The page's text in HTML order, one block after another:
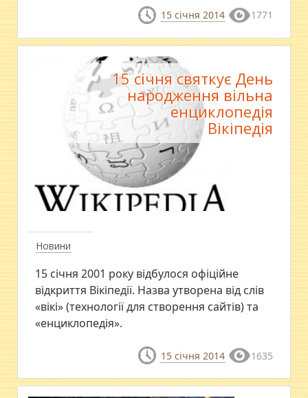
15 січня 2014 1771
Новини
15 січня святкує День
народження вільна
енциклопедія
Вікіпедія
15 січня 2001 року відбулося офіційне
відкриття Вікіпедії. Назва утворена від слів
«вікі» (технології для створення сайтів) та
«енциклопедія».
15 січня 2014 1635